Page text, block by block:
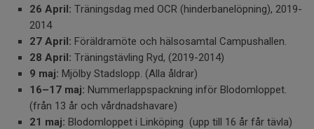
26 April: Träningsdag med OCR (hinderbanelöpning), 2019-
2014
27 April: Föräldramöte och hälsosamtal Campushallen.
28 April: Träningstävling Ryd, (2019-2014)
9 maj: Mjölby Stadslopp. (Alla åldrar)
16–17 maj: Nummerlappspackning inför Blodomloppet.
(från 13 år och vårdnadshavare)
21 maj: Blodomloppet i Linköping (upp till 16 år får tävla)